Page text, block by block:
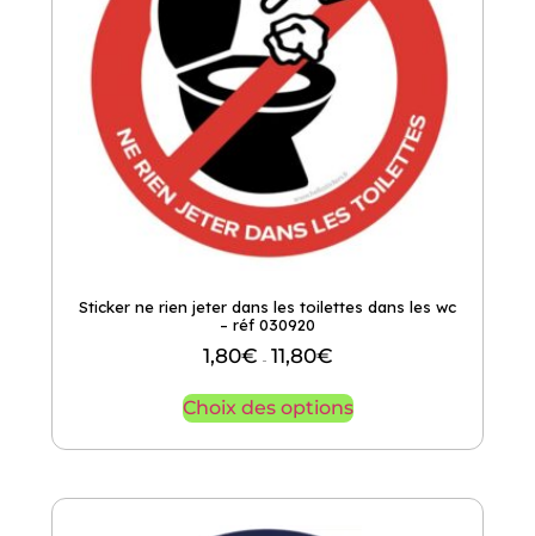
Sticker ne rien jeter dans les toilettes dans les wc
– réf 030920
1,80€ – 11,80€
Choix des options